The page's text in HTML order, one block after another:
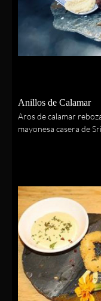
Anillos de Calamar
Aros de calamar
mayonesa casera de